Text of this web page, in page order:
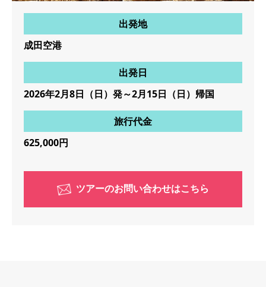
出発地
成田空港
出発日
2026年2月8日（日）発～2月15日（日）帰国
旅行代金
625,000円
ツアーのお問い合わせはこちら